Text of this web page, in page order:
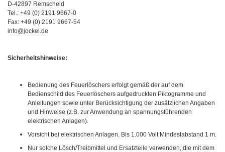
D-42897 Remscheid
Tel.: +49 (0) 2191 9667-0
Fax: +49 (0) 2191 9667-54
info@jockel.de
Sicherheitshinweise:
Bedienung des Feuerlöschers erfolgt gemäß der auf dem
Bedienschild des Feuerlöschers aufgedruckten Piktogramme und
Anleitungen sowie unter Berücksichtigung der zusätzlichen Angaben
und Hinweise (z.B. zur Anwendung an spannungsführenden
elektrischen Anlagen).
Vorsicht bei elektrischen Anlagen. Bis 1.000 Volt Mindestabstand 1 m.
Nur solche Lösch/Treibmittel und Ersatzteile verwenden, die mit dem